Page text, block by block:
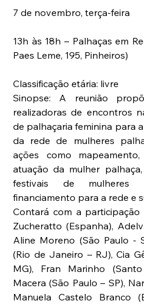
7 de novembro, terça-feira
13h às 18h – Palhaças em
Paes Leme, 195, Pinheiros)
Classificação etária: livre
Sinopse: A reunião
realizadoras de encontros
de palhaçaria feminina para
da rede de mulheres
ações como
atuação da mulher
festivais de mulheres
financiamento para a rede e
Contará com a participação
Zucheratto (Espanha),
Aline Moreno (São Paulo -
(Rio de Janeiro – RJ), Cia
MG), Fran Marinho
Macera (São Paulo – SP),
Manuela Castelo Branco